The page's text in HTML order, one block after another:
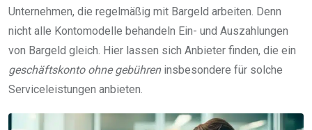
Unternehmen, die regelmäßig mit Bargeld arbeiten. Denn
nicht alle Kontomodelle behandeln Ein- und Auszahlungen
von Bargeld gleich. Hier lassen sich Anbieter finden, die ein
geschäftskonto ohne gebühreninsbesondere für solche
Serviceleistungen anbieten.